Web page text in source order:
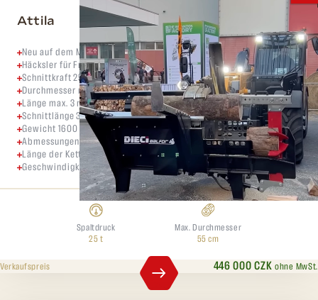
Attila
Neu auf dem Markt
Häcksler für Frontlader, Manipulatoren, Bagger
Schnittkraft 25 Tonnen
Durchmesser max. 550 mm
Länge max. 3 m
Schnittlänge 300-650 mm
Gewicht 1600 kg
Abmessungen 2,3x1,6x1,9 m
Länge der Kettensäge 750 mm
Geschwindigkeit der Kettensäge 23-46 m/sec
Spaltdruck
25 t
Max. Durchmesser
55 cm
446 000 CZK ohne MwSt.
Verkaufspreis